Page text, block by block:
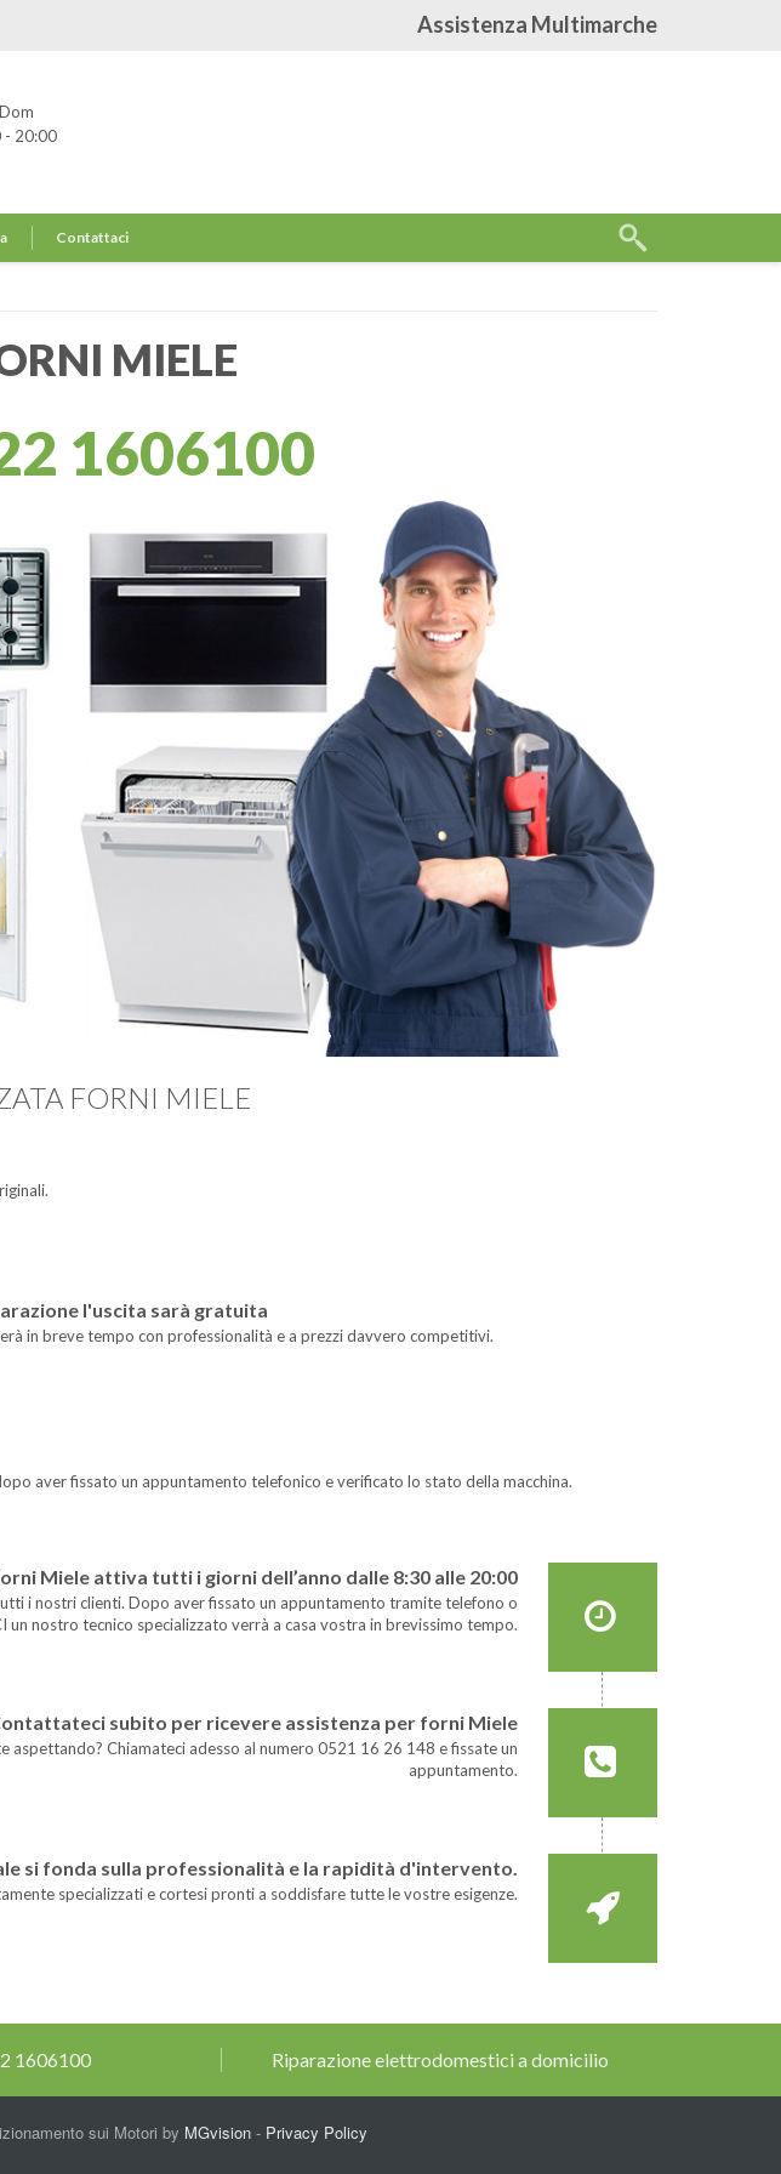
Assistenza Multimarche
- 20:00
Contattaci
MIELE
1606100
FORNI MIELE
l'uscita sarà gratuita
in breve tempo con professionalità e a prezzi davvero competitivi.
aver fissato un appuntamento telefonico e verificato lo stato della macchina.
Miele attiva tutti i giorni dell’anno dalle 8:30 alle 20:00
i nostri clienti. Dopo aver fissato un appuntamento tramite telefono o
nostro tecnico specializzato verrà a casa vostra in brevissimo tempo.
subito per ricevere assistenza per forni Miele
Chiamateci adesso al numero 0521 16 26 148 e fissate un
appuntamento.
si fonda sulla professionalità e la rapidità d'intervento.
specializzati e cortesi pronti a soddisfare tutte le vostre esigenze.
1606100 Riparazione elettrodomestici a domicilio
sui Motori by MGvision - Privacy Policy